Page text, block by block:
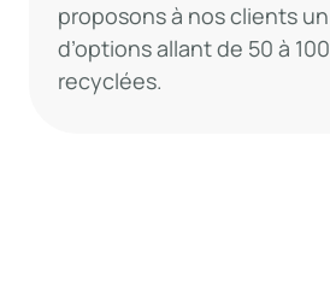
proposons à nos clients
d’options allant de 50 à
recyclées.